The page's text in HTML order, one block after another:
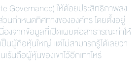
Governance) ให้ด้อยประสิทธิภาพลง
กำหนดทิศทางขององค์กร โดยตั้งอยู่
องจากข้อมูลที่เปิดเผยต่อสาธารณะทำให้
ป็นผู้ถือหุ้นใหญ่ แต่ไม่สามารถรู้ได้เลยว่า
เร้นถือผู้หุ้นของเขาไว้อีกเท่าไหร่